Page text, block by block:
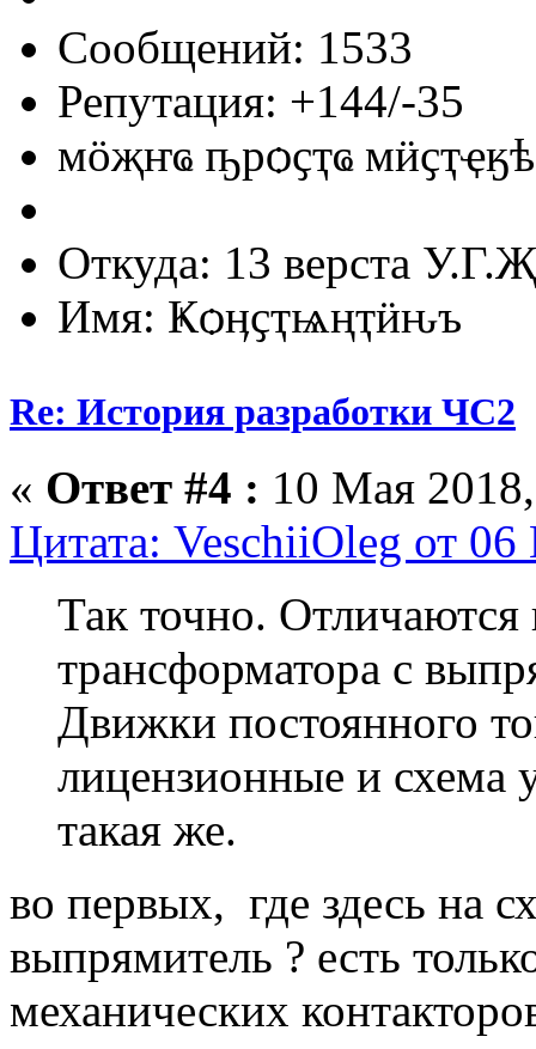
Сообщений: 1533
Репутация: +144/-35
мӧҗҥҩ ҧрѻҫҭҩ
Откуда: 13 верста
Имя: Ҝѻӊҫҭѩңҭӥԋъ
Re: История разработки ЧС2
« Ответ #4 : 10 Мая
Цитата: VeschiiOleg от
Так точно. Отличаются
трансформатора с
Движки постоянного
лицензионные и схема
такая же.
во первых, где здесь на
выпрямитель ? есть
механических